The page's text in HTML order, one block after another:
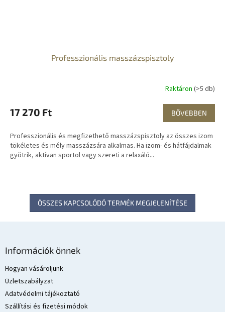
Professzionális masszázspisztoly
Raktáron (>5 db)
17 270 Ft BŐVEBBEN
Professzionális és megfizethető masszázspisztoly az összes izom
tökéletes és mély masszázsára alkalmas. Ha izom- és hátfájdalmak
gyötrik, aktívan sportol vagy szereti a relaxáló...
ÖSSZES KAPCSOLÓDÓ TERMÉK MEGJELENÍTÉSE
Információk önnek
Hogyan vásároljunk
Üzletszabályzat
Adatvédelmi tájékoztató
Szállítási és fizetési módok